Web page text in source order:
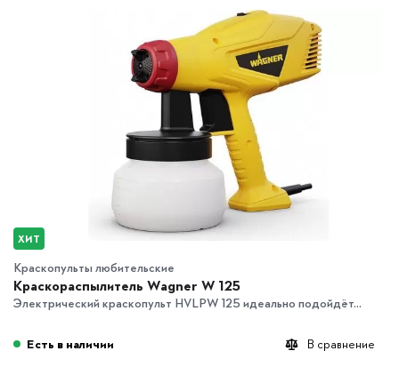
ХИТ
Краскопульты любительские
Краскораспылитель Wagner W 125
Электрический краскопульт HVLPW 125 идеально подойдёт...
В сравнение
Есть в наличии